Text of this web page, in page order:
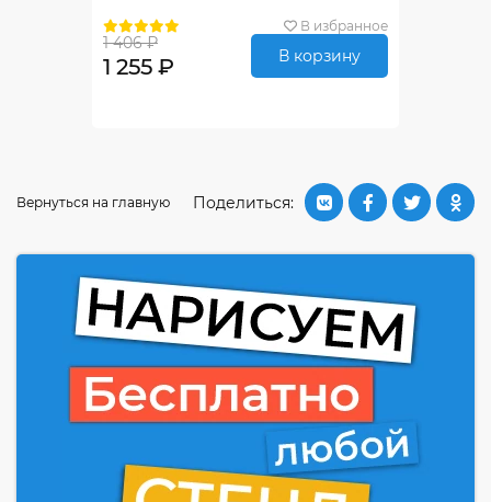
В избранное
1 406 ₽
1 255 ₽ В корзину
Поделиться:
Вернуться на главную